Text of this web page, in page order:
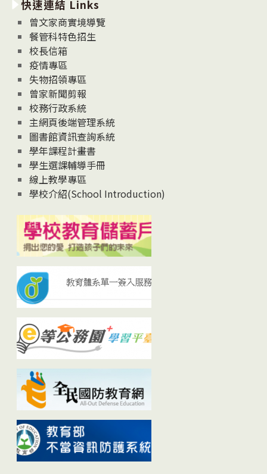
消
息
News
快速連結 Links
曾文家商實境導覽
餐管科特色招生
校長信箱
疫情專區
失物招領專區
曾家新聞剪報
校務行政系統
主網頁後端管理系統
圖書館資訊查詢系統
學年課程計畫書
學生選課輔導手冊
線上教學專區
學校介紹(School Introduction)